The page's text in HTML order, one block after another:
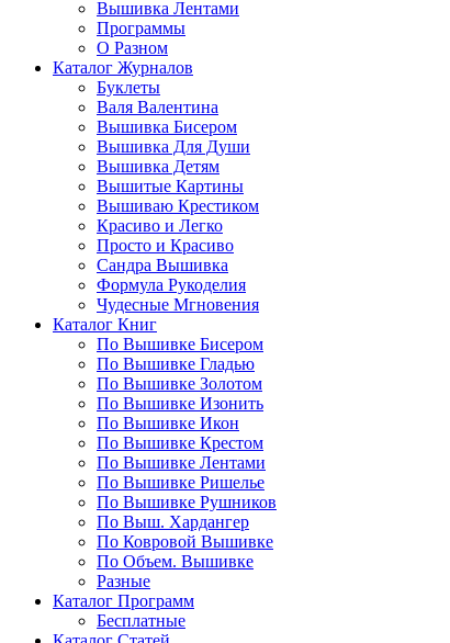
Вышивка Лентами
Программы
О Разном
Каталог Журналов
Буклеты
Валя Валентина
Вышивка Бисером
Вышивка Для Души
Вышивка Детям
Вышитые Картины
Вышиваю Крестиком
Красиво и Легко
Просто и Красиво
Сандра Вышивка
Формула Рукоделия
Чудесные Мгновения
Каталог Книг
По Вышивке Бисером
По Вышивке Гладью
По Вышивке Золотом
По Вышивке Изонить
По Вышивке Икон
По Вышивке Крестом
По Вышивке Лентами
По Вышивке Ришелье
По Вышивке Рушников
По Выш. Хардангер
По Ковровой Вышивке
По Объем. Вышивке
Разные
Каталог Программ
Бесплатные